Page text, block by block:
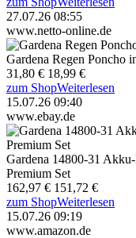
27.07.26 08:55
www.netto-online.de
Gardena Regen Poncho
31,80 € 18,99 €
zum ShopWeiterlesen
15.07.26 09:40
www.ebay.de
Gardena 14800-31
Premium Set
162,97 € 151,72 €
zum ShopWeiterlesen
15.07.26 09:19
www.amazon.de